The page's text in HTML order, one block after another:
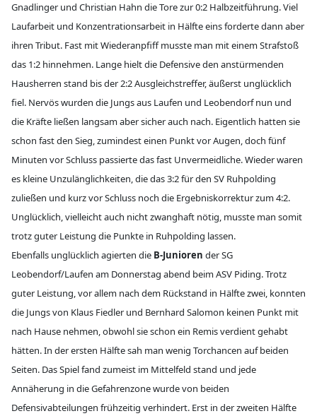
Gnadlinger und Christian Hahn die Tore zur 0:2 Halbzeitführung. Viel
Laufarbeit und Konzentrationsarbeit in Hälfte eins forderte dann aber
ihren Tribut. Fast mit Wiederanpfiff musste man mit einem Strafstoß
das 1:2 hinnehmen. Lange hielt die Defensive den anstürmenden
Hausherren stand bis der 2:2 Ausgleichstreffer, äußerst unglücklich
fiel. Nervös wurden die Jungs aus Laufen und Leobendorf nun und
die Kräfte ließen langsam aber sicher auch nach. Eigentlich hatten sie
schon fast den Sieg, zumindest einen Punkt vor Augen, doch fünf
Minuten vor Schluss passierte das fast Unvermeidliche. Wieder waren
es kleine Unzulänglichkeiten, die das 3:2 für den SV Ruhpolding
zuließen und kurz vor Schluss noch die Ergebniskorrektur zum 4:2.
Unglücklich, vielleicht auch nicht zwanghaft nötig, musste man somit
trotz guter Leistung die Punkte in Ruhpolding lassen.
Ebenfalls unglücklich agierten die B-Junioren der SG
Leobendorf/Laufen am Donnerstag abend beim ASV Piding. Trotz
guter Leistung, vor allem nach dem Rückstand in Hälfte zwei, konnten
die Jungs von Klaus Fiedler und Bernhard Salomon keinen Punkt mit
nach Hause nehmen, obwohl sie schon ein Remis verdient gehabt
hätten. In der ersten Hälfte sah man wenig Torchancen auf beiden
Seiten. Das Spiel fand zumeist im Mittelfeld stand und jede
Annäherung in die Gefahrenzone wurde von beiden
Defensivabteilungen frühzeitig verhindert. Erst in der zweiten Hälfte